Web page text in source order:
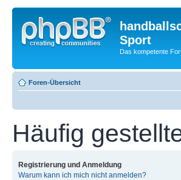
Sport
Das kompetente
Foren-Übersicht
Häufig
Registrierung und Anmeldung
Warum kann ich mich nicht anmelden?